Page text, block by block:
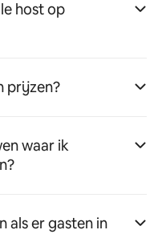
host op
prijzen?
waar ik
als er gasten in